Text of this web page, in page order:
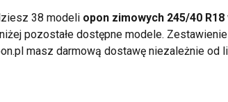
38 modeli opon zimowych 245/40 R18
pozostałe dostępne modele.
masz darmową dostawę niezależnie od